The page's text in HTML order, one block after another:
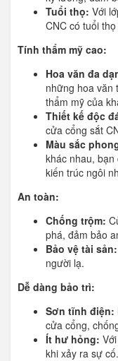
Tuổi thọ: Với
CNC có tuổi
Tính thẩm mỹ cao:
Hoa văn đa
những hoa văn
thẩm mỹ của
Thiết kế độc
cửa cổng sắt
Màu sắc
khác nhau,
kiến trúc ngôi
An toàn:
Chống trộm:
phá, đảm bảo
Bảo vệ tài sản:
người lạ.
Dễ dàng bảo trì:
Sơn tĩnh điện:
cửa cổng,
Ít hư hỏng:
khi xảy ra sự cố.